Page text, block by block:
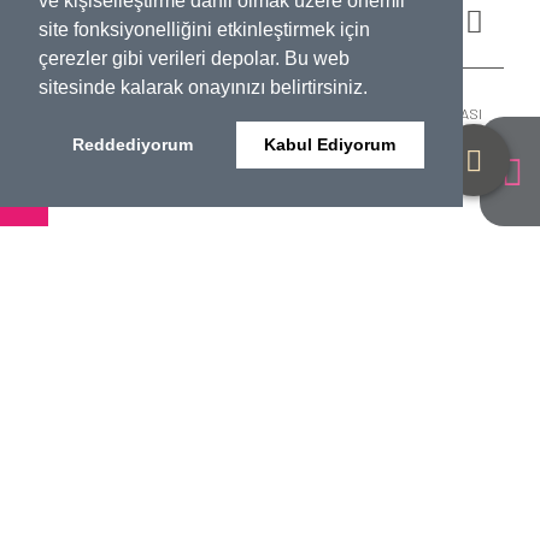
site fonksiyonelliğini etkinleştirmek için
çerezler gibi verileri depolar. Bu web
sitesinde kalarak onayınızı belirtirsiniz.
Reddediyorum Kabul Ediyorum
KVKK VE GİZLİLİK POLİTİKASI
ÇEREZ POLİTİKASI
AÇIK RIZA BEYANI VERİ İMHA POLİTİKASI
© 2022 ATC GENOMICS